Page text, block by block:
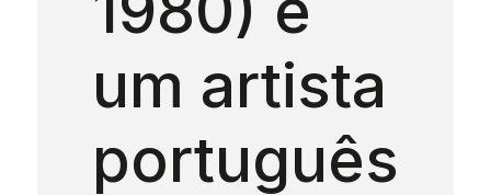
um artista
português